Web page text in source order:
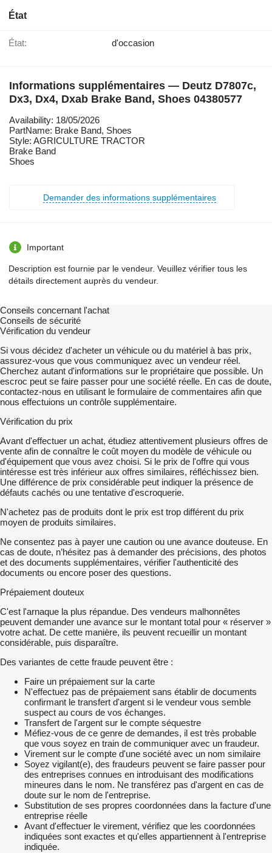
État
État: d'occasion
Informations supplémentaires — Deutz D7807c,
Dx3, Dx4, Dxab Brake Band, Shoes 04380577
Availability: 18/05/2026
PartName: Brake Band, Shoes
Style: AGRICULTURE TRACTOR
Brake Band
Shoes
Demander des informations supplémentaires
Important
Description est fournie par le vendeur. Veuillez vérifier tous les
détails directement auprès du vendeur.
Conseils concernant l'achat
Conseils de sécurité
Vérification du vendeur
Si vous décidez d'acheter un véhicule ou du matériel à bas prix,
assurez-vous que vous communiquez avec un vendeur réel.
Cherchez autant d'informations sur le propriétaire que possible. Un
escroc peut se faire passer pour une société réelle. En cas de doute,
contactez-nous en utilisant le formulaire de commentaires afin que
nous effectuions un contrôle supplémentaire.
Vérification du prix
Avant d'effectuer un achat, étudiez attentivement plusieurs offres de
vente afin de connaître le coût moyen du modèle de véhicule ou
d'équipement que vous avez choisi. Si le prix de l'offre qui vous
intéresse est très inférieur aux offres similaires, réfléchissez bien.
Une différence de prix considérable peut indiquer la présence de
défauts cachés ou une tentative d'escroquerie.
N'achetez pas de produits dont le prix est trop différent du prix
moyen de produits similaires.
Ne consentez pas à payer une caution ou une avance douteuse. En
cas de doute, n’hésitez pas à demander des précisions, des photos
et des documents supplémentaires, vérifier l'authenticité des
documents ou encore poser des questions.
Prépaiement douteux
C'est l'arnaque la plus répandue. Des vendeurs malhonnêtes
peuvent demander une avance sur le montant total pour « réserver »
votre achat. De cette manière, ils peuvent recueillir un montant
considérable, puis disparaître.
Des variantes de cette fraude peuvent être :
Faire un prépaiement sur la carte
N'effectuez pas de prépaiement sans établir de documents
confirmant le transfert d'argent si le vendeur vous semble
suspect au cours de vos échanges.
Transfert de l'argent sur le compte séquestre
Méfiez-vous de ce genre de demandes, il est très probable
que vous soyez en train de communiquer avec un fraudeur.
Virement sur le compte d'une société avec un nom similaire
Soyez vigilant(e), des fraudeurs peuvent se faire passer pour
des entreprises connues en introduisant des modifications
mineures dans le nom. Ne transférez pas d'argent en cas de
doute sur le nom de l'entreprise.
Substitution de ses propres coordonnées dans la facture d'une
entreprise réelle
Avant d'effectuer le virement, vérifiez que les coordonnées
indiquées sont exactes et qu'elles appartiennent à l'entreprise
indiquée.